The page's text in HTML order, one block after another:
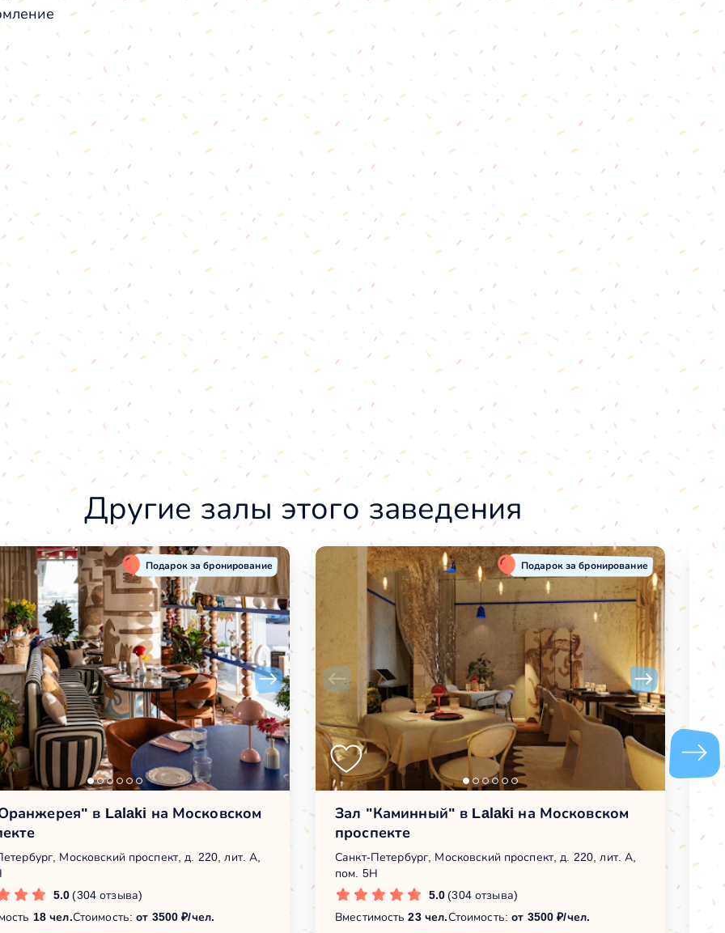
Другие залы этого заведения
Подарок за бронирование
в Lalaki на Московском
Московский проспект, д. 220, лит. А,
5.0 (304 отзыва)
18 чел.Стоимость:от 3500 ₽/чел.
Подарок за бронирование
Зал "Каминный" в Lalaki на Московском
проспекте
Санкт-Петербург, Московский проспект, д. 220, лит. А,
пом. 5Н
5.0 (304 отзыва)
Вместимость23 чел.Стоимость:от 3500 ₽/чел.